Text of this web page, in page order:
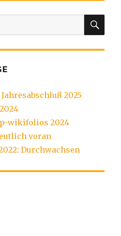
2025
wikifolios 2024
voran
Durchwachsen